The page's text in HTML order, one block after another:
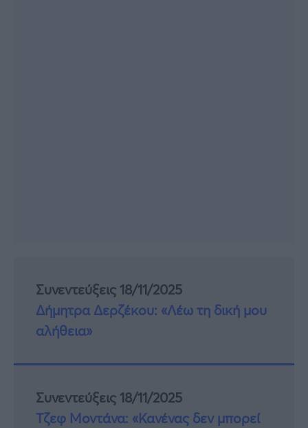
Συνεντεύξεις 18/11/2025
Δήμητρα Δερζέκου: «Λέω τη δική μου
αλήθεια»
Συνεντεύξεις 18/11/2025
Τζεφ Μοντάνα: «Κανένας δεν μπορεί